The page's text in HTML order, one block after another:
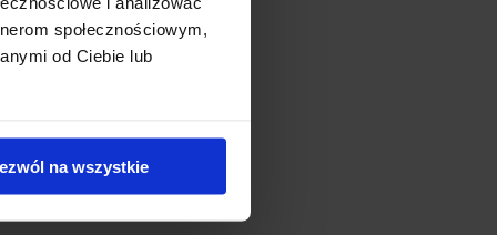
społecznościowym,
od Ciebie lub
na wszystkie
prime armi con la
cosa funziona